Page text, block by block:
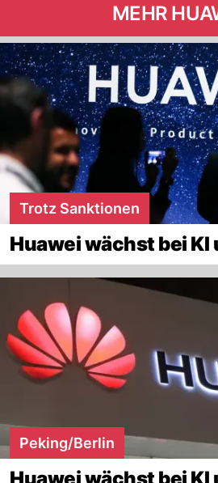
MEHR
Trotz Sanktionen
Huawei wächst bei KI
Peking/Berlin
Huawei wächst bei KI